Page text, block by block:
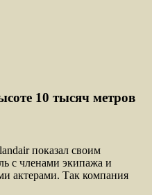
10 тысяч метров
показал своим
с членами экипажа и
актерами. Так компания